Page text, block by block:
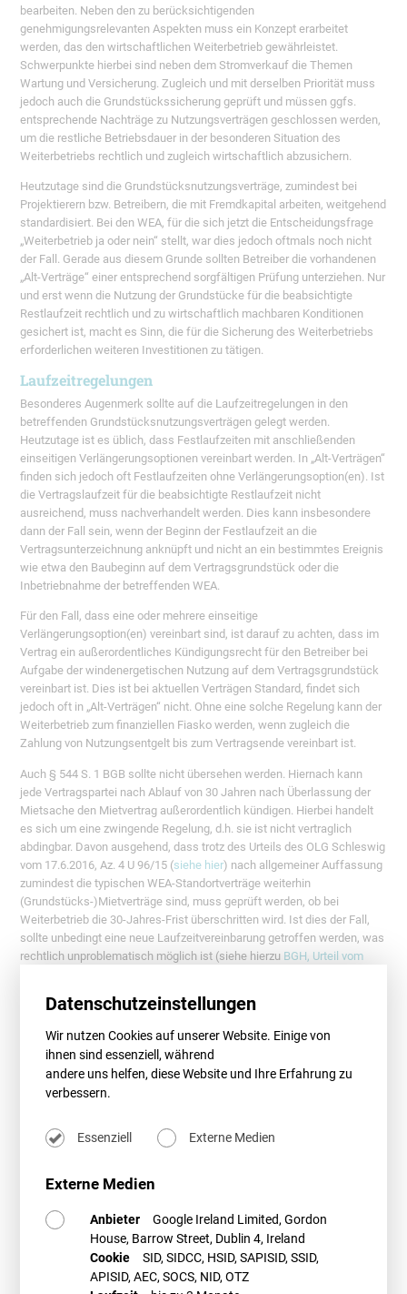
bearbeiten. Neben den zu berücksichtigenden
genehmigungsrelevanten Aspekten muss ein Konzept erarbeitet
werden, das den wirtschaftlichen Weiterbetrieb gewährleistet.
Schwerpunkte hierbei sind neben dem Stromverkauf die Themen
Wartung und Versicherung. Zugleich und mit derselben Priorität muss
jedoch auch die Grundstückssicherung geprüft und müssen ggfs.
entsprechende Nachträge zu Nutzungsverträgen geschlossen werden,
um die restliche Betriebsdauer in der besonderen Situation des
Weiterbetriebs rechtlich und zugleich wirtschaftlich abzusichern.
Heutzutage sind die Grundstücksnutzungsverträge, zumindest bei
Projektierern bzw. Betreibern, die mit Fremdkapital arbeiten, weitgehend
standardisiert. Bei den WEA, für die sich jetzt die Entscheidungsfrage
„Weiterbetrieb ja oder nein“ stellt, war dies jedoch oftmals noch nicht
der Fall. Gerade aus diesem Grunde sollten Betreiber die vorhandenen
„Alt-Verträge“ einer entsprechend sorgfältigen Prüfung unterziehen. Nur
und erst wenn die Nutzung der Grundstücke für die beabsichtigte
Restlaufzeit rechtlich und zu wirtschaftlich machbaren Konditionen
gesichert ist, macht es Sinn, die für die Sicherung des Weiterbetriebs
erforderlichen weiteren Investitionen zu tätigen.
Laufzeitregelungen
Besonderes Augenmerk sollte auf die Laufzeitregelungen in den
betreffenden Grundstücksnutzungsverträgen gelegt werden.
Heutzutage ist es üblich, dass Festlaufzeiten mit anschließenden
einseitigen Verlängerungsoptionen vereinbart werden. In „Alt-Verträgen“
finden sich jedoch oft Festlaufzeiten ohne Verlängerungsoption(en). Ist
die Vertragslaufzeit für die beabsichtigte Restlaufzeit nicht
ausreichend, muss nachverhandelt werden. Dies kann insbesondere
dann der Fall sein, wenn der Beginn der Festlaufzeit an die
Vertragsunterzeichnung anknüpft und nicht an ein bestimmtes Ereignis
wie etwa den Baubeginn auf dem Vertragsgrundstück oder die
Inbetriebnahme der betreffenden WEA.
Für den Fall, dass eine oder mehrere einseitige
Verlängerungsoption(en) vereinbart sind, ist darauf zu achten, dass im
Vertrag ein außerordentliches Kündigungsrecht für den Betreiber bei
Aufgabe der windenergetischen Nutzung auf dem Vertragsgrundstück
vereinbart ist. Dies ist bei aktuellen Verträgen Standard, findet sich
jedoch oft in „Alt-Verträgen“ nicht. Ohne eine solche Regelung kann der
Weiterbetrieb zum finanziellen Fiasko werden, wenn zugleich die
Zahlung von Nutzungsentgelt bis zum Vertragsende vereinbart ist.
Auch § 544 S. 1 BGB sollte nicht übersehen werden. Hiernach kann
jede Vertragspartei nach Ablauf von 30 Jahren nach Überlassung der
Mietsache den Mietvertrag außerordentlich kündigen. Hierbei handelt
es sich um eine zwingende Regelung, d.h. sie ist nicht vertraglich
abdingbar. Davon ausgehend, dass trotz des Urteils des OLG Schleswig
vom 17.6.2016, Az. 4 U 96/15 (siehe hier) nach allgemeiner Auffassung
zumindest die typischen WEA-Standortverträge weiterhin
(Grundstücks-)Mietverträge sind, muss geprüft werden, ob bei
Weiterbetrieb die 30-Jahres-Frist überschritten wird. Ist dies der Fall,
sollte unbedingt eine neue Laufzeitvereinbarung getroffen werden, was
rechtlich unproblematisch möglich ist (siehe hierzu BGH, Urteil vom
Nutzungsentgeltregelungen
Die Regelungen zum Nutzungsentgelt sollten ebenfalls unbedingt einer
kritischen Durchsicht unterzogen werden. Lautet z.B. die Regelung in
einem WEA-Standortgrundstücksvertrag oder in einem
Abstandsflächenvertrag dahingehend, dass als Nutzungsentgelt
ausschließlich x % „der EEG-Einspeisevergütung“ der betreffenden
zwar in rechtlicher Hinsicht nahe, dass eine solche Vereinbarung nach
ersetzt wird durch „Einspeisevergütung“ bzw. „Stromerlös“. Dies ergibt
sich entweder nach den Grundsätzen des
einer Regelungslücke. Allerdings ist diese Rechtsfolge nicht zwingend
und wäre zudem ggfs. für den Betreiber wirtschaftlich nicht darstellbar.
Grundsätzlich besteht also in einer solchen Situation
Nachverhandlungsbedarf.
Datenschutzeinstellungen
Wir nutzen Cookies auf unserer Website. Einige von
ihnen sind essenziell, während
andere uns helfen, diese Website und Ihre Erfahrung zu
verbessern.
Essenziell Externe Medien
Externe Medien
Anbieter
Google Ireland Limited, Gordon
House, Barrow Street, Dublin 4, Ireland
Cookie
SID, SIDCC, HSID, SAPISID, SSID,
APISID, AEC, SOCS, NID, OTZ